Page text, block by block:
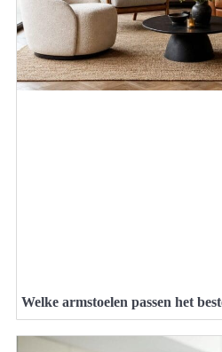
Welke armstoelen passen het